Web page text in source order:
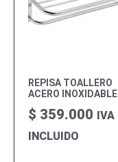
REPISA TOALLERO
ACERO INOXIDABLE
$ 359.000 IVA
INCLUIDO